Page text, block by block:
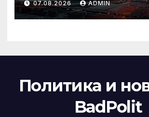
07.08.2026 ADMIN
Политика и
BadPolit